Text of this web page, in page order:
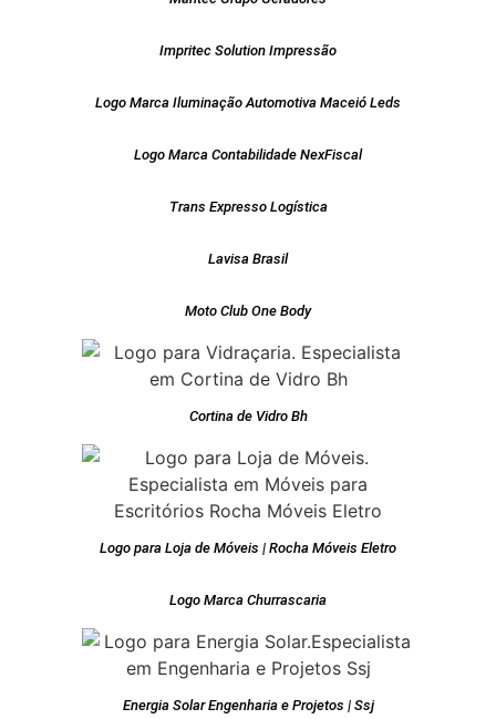
Impritec Solution Impressão
Logo Marca Iluminação Automotiva Maceió Leds
Logo Marca Contabilidade NexFiscal
Trans Expresso Logística
Lavisa Brasil
Moto Club One Body
Cortina de Vidro Bh
Logo para Loja de Móveis | Rocha Móveis Eletro
Logo Marca Churrascaria
Energia Solar Engenharia e Projetos | Ssj